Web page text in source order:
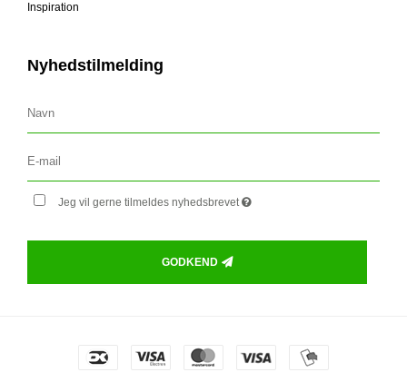
Inspiration
Nyhedstilmelding
Jeg vil gerne tilmeldes nyhedsbrevet
GODKEND